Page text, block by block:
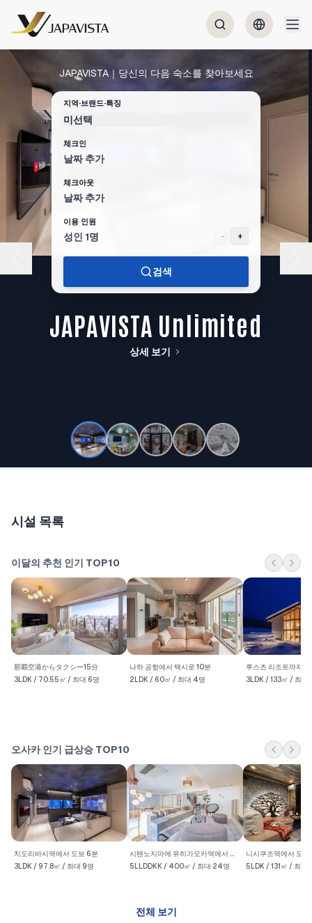
JAPAVISTA｜당신의 다음 숙소를 찾아보세요
지역·브랜드·특징
미선택
체크인
날짜 추가
체크아웃
날짜 추가
이용 인원
성인 1명 - +
검색
JAPAVISTA Unlimited
상세 보기
시설 목록
이달의 추천 인기 TOP10
JAPAVISTA Lisora
Type D
那覇空港からタクシー15分
3LDK / 70.55㎡ / 최대 6명
JAPAVISTA
Casa De Boss
나하 공항에서 택시로 10분
2LDK / 60㎡ / 최대 4명
Centro
3LDK / 133㎡ / 최대
오사카 인기 급상승 TOP10
JAPAVISTA Aqua
치도리바시역에서 도보 6분
3LDK / 97.8㎡ / 최대 9명
JAPAVISTA Xenith
Premium
5LLDDKK / 400㎡ / 최대 24명
JAPAVISTA
니시쿠조역에서 도
5LDK / 131㎡ / 최대
전체 보기